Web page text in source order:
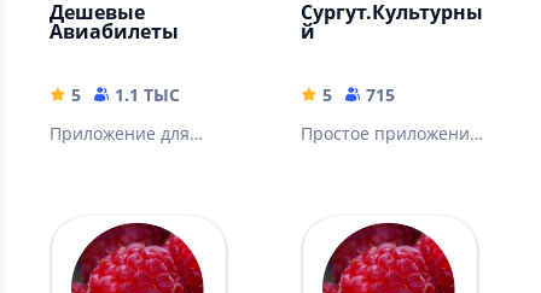
Дешевые
Авиабилеты
5
1.1 ТЫС
Приложение для
Сургут.Культурны
й
5
715
Простое приложение,